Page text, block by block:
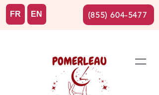
FR EN (855) 604-5477